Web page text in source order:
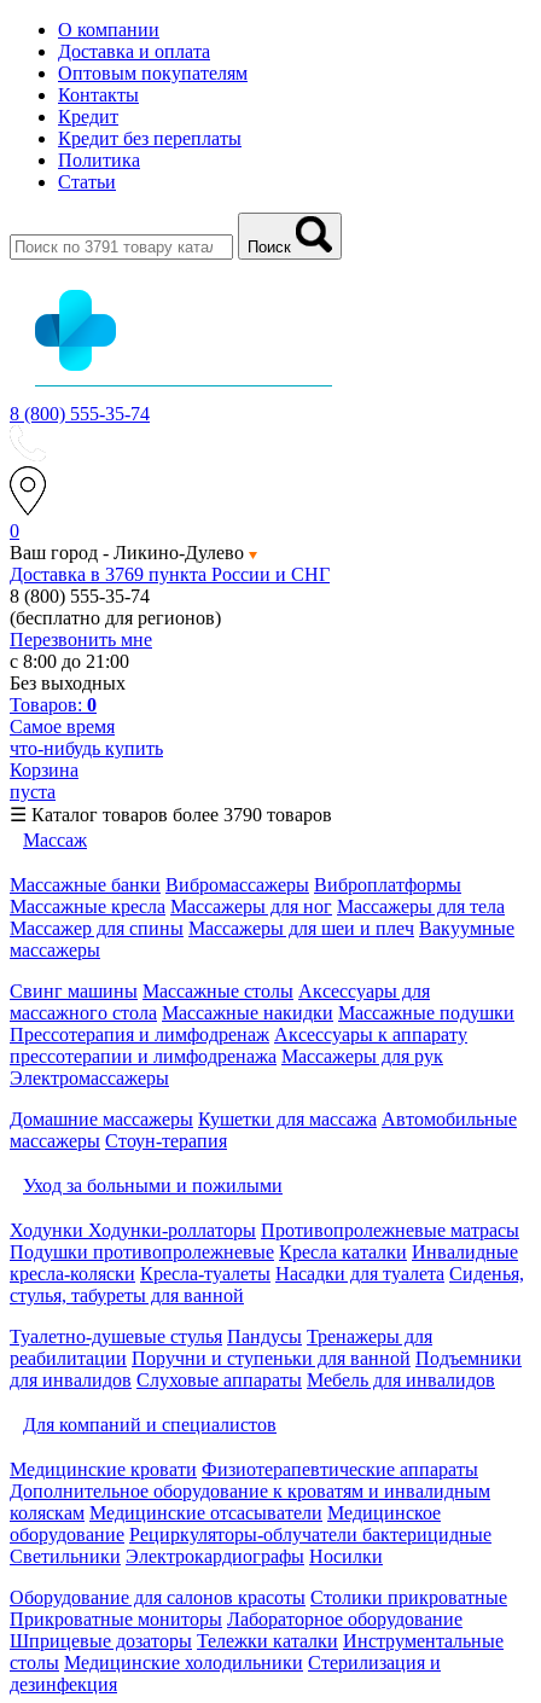
О компании
Доставка и оплата
Оптовым покупателям
Контакты
Кредит
Кредит без переплаты
Политика
Статьи
Поиск
8 (800) 555-35-74
0
Ваш город - Ликино-Дулево
Доставка в 3769 пункта России и СНГ
8 (800) 555-35-74
(бесплатно для регионов)
Перезвонить мне
с 8:00 до 21:00
Без выходных
Товаров: 0
Самое время
что-нибудь купить
Корзина
пуста
☰ Каталог товаров более 3790 товаров
Массаж
Массажные банки Вибромассажеры Виброплатформы
Массажные кресла Массажеры для ног Массажеры для тела
Массажер для спины Массажеры для шеи и плеч Вакуумные
массажеры
Свинг машины Массажные столы Аксессуары для
массажного стола Массажные накидки Массажные подушки
Прессотерапия и лимфодренаж Аксессуары к аппарату
прессотерапии и лимфодренажа Массажеры для рук
Электромассажеры
Домашние массажеры Кушетки для массажа Автомобильные
массажеры Стоун-терапия
Уход за больными и пожилыми
Ходунки Ходунки-роллаторы Противопролежневые матрасы
Подушки противопролежневые Кресла каталки Инвалидные
кресла-коляски Кресла-туалеты Насадки для туалета Сиденья,
стулья, табуреты для ванной
Туалетно-душевые стулья Пандусы Тренажеры для
реабилитации Поручни и ступеньки для ванной Подъемники
для инвалидов Слуховые аппараты Мебель для инвалидов
Для компаний и специалистов
Медицинские кровати Физиотерапевтические аппараты
Дополнительное оборудование к кроватям и инвалидным
коляскам Медицинские отсасыватели Медицинское
оборудование Рециркуляторы-облучатели бактерицидные
Светильники Электрокардиографы Носилки
Оборудование для салонов красоты Столики прикроватные
Прикроватные мониторы Лабораторное оборудование
Шприцевые дозаторы Тележки каталки Инструментальные
столы Медицинские холодильники Стерилизация и
дезинфекция